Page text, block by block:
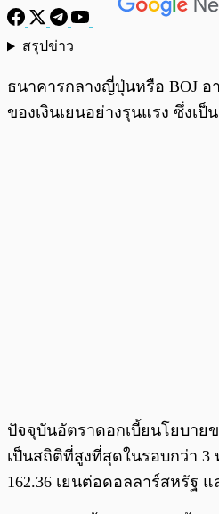
สรุปข่าว
ธนาคารกลางญี่ปุ่นหรือ BOJ อ
ของเงินเยนอย่างรุนแรง ซึ่งเ
ปัจจุบันอัตราดอกเบี้ยนโยบาย
เป็นสถิติที่สูงที่สุดในรอบกว่า 3
162.36 เยนต่อดอลลาร์สหรัฐ